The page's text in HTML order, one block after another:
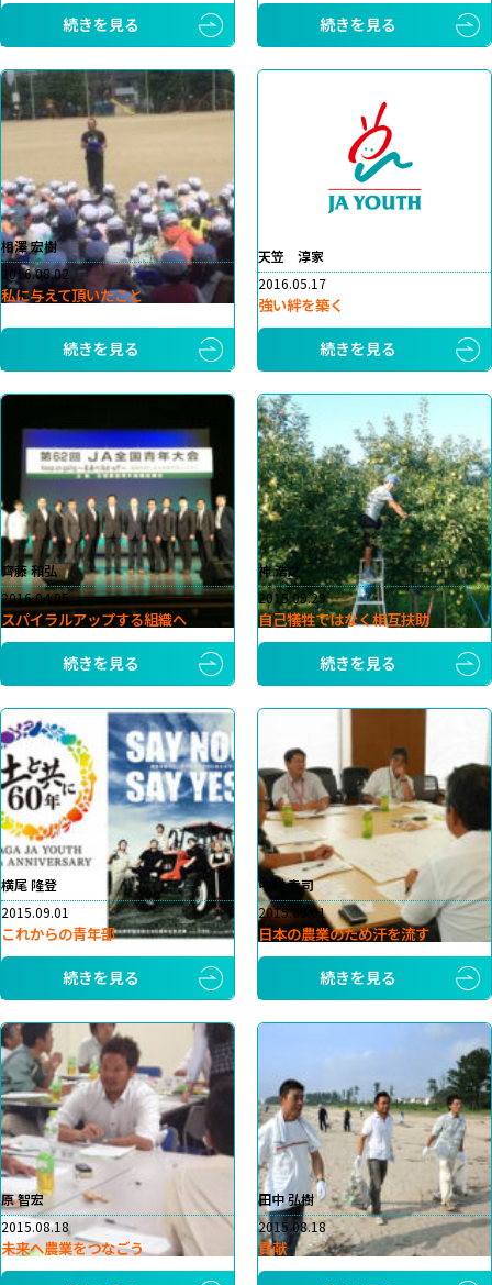
続きを見る
続きを見る
相澤 宏樹
2016.08.02
私に与えて頂いたこと
続きを見る
天笠 淳家
2016.05.17
強い絆を築く
続きを見る
齊藤 和弘
2016.04.05
スパイラルアップする組織へ
続きを見る
神 浩之
2015.09.29
自己犠牲ではなく相互扶助
続きを見る
横尾 隆登
2015.09.01
これからの青年部
続きを見る
中村 幸司
2015.09.01
日本の農業のため汗を流す
続きを見る
原 智宏
2015.08.18
未来へ農業をつなごう
田中 弘樹
2015.08.18
貢献